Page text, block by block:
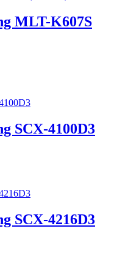
MLT-K607S
SCX-4100D3
SCX-4216D3